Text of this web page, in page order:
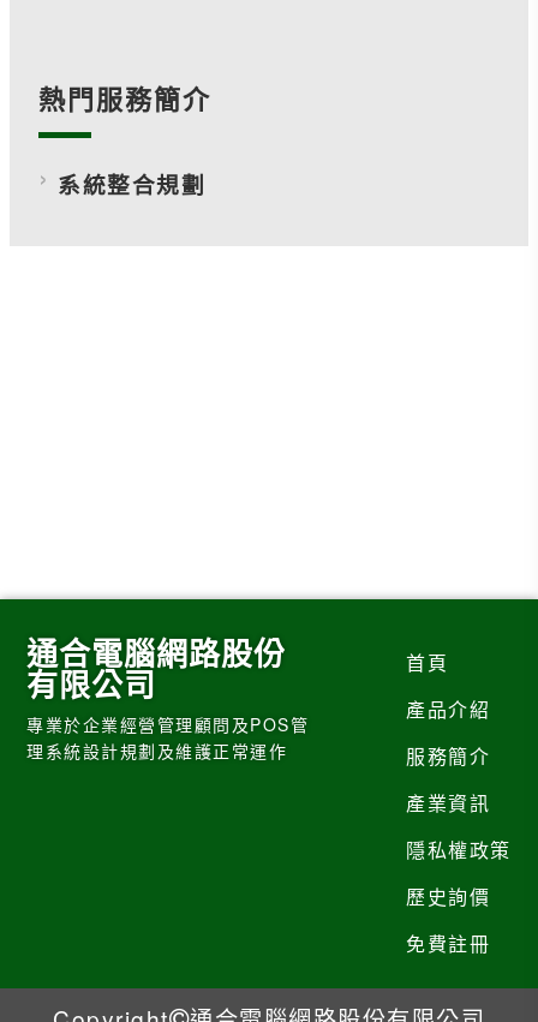
熱門服務簡介
系統整合規劃
通合電腦網路股份
有限公司
專業於企業經營管理顧問及POS管
理系統設計規劃及維護正常運作
首頁
產品介紹
服務簡介
產業資訊
隱私權政策
歷史詢價
免費註冊